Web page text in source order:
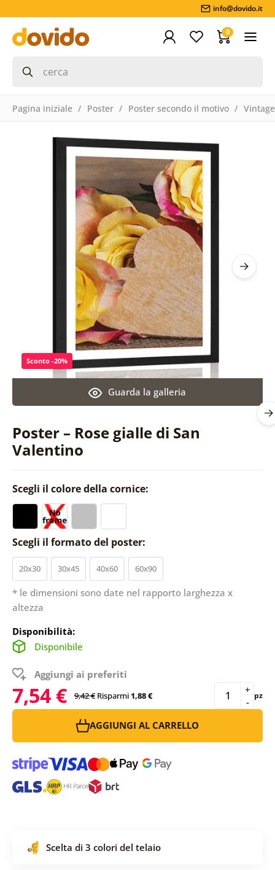
info@dovido.it
0
Pagina iniziale Poster Poster secondo il motivo
Poster – Rose gialle di San
Valentino
Guarda la galleria
Sconto -20%
Scegli il colore della cornice:
Scegli il formato del poster:
20x30 30x45 40x60 60x90
* le dimensioni sono date nel rapporto larghezza x
altezza
Disponibilità:
Disponibile
Aggiungi ai preferiti
7,54 € 9,42 € Risparmi1,88 € -
+ pz
AGGIUNGI AL CARRELLO
Scelta di 3 colori del telaio